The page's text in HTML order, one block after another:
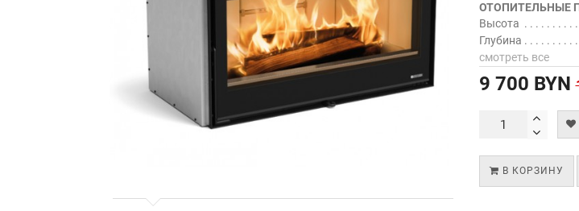
ОТОПИТЕЛЬНЫЕ
Высота
Глубина
смотреть все
9 700 BYN
В КОРЗИНУ